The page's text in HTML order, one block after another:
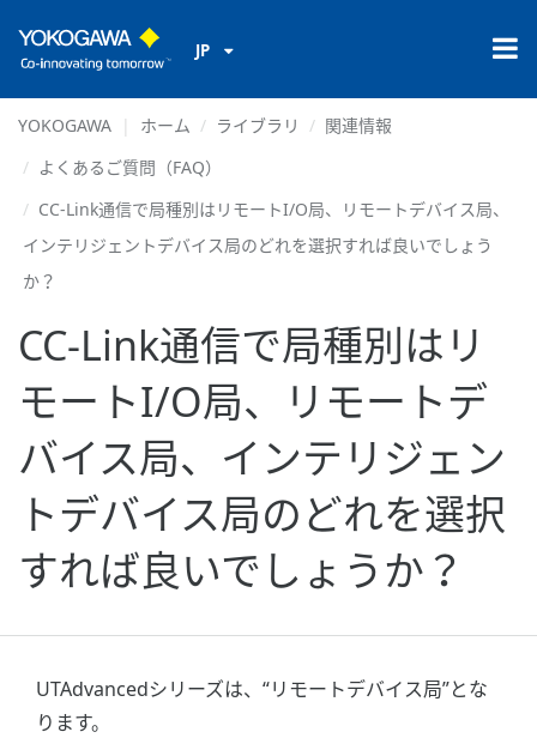
JP
YOKOGAWA ホーム ライブラリ
関連情報
よくあるご質問（FAQ）
CC-Link通信で局種別はリモートI/O局、リモートデバイス局、
インテリジェントデバイス局のどれを選択すれば良いでしょう
か？
CC-Link通信で局種別はリ
モートI/O局、リモートデ
バイス局、インテリジェン
トデバイス局のどれを選択
すれば良いでしょうか？
UTAdvancedシリーズは、“リモートデバイス局”とな
ります。